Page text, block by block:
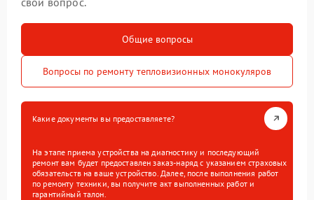
Общие вопросы
Вопросы по ремонту тепловизионных монокуляров
Какие документы вы предоставляете?
На этапе приема устройства на диагностику и последующий
ремонт вам будет предоставлен заказ-наряд с указанием страховых
обязательств на ваше устройство. Далее, после выполнения работ
по ремонту техники, вы получите акт выполненных работ и
гарантийный талон.